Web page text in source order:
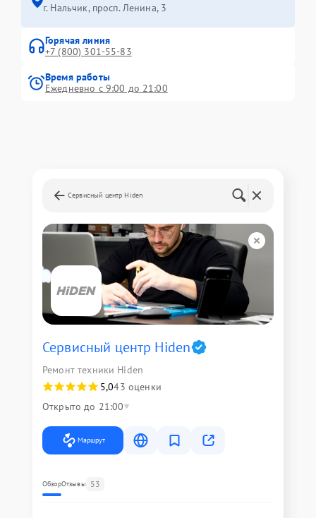
г. Нальчик, просп. Ленина, 3
Горячая линия
+7 (800) 301-55-83
Время работы
Ежедневно с 9:00 до 21:00
Сервисный центр Hiden
Сервисный центр Hiden
Ремонт техники Hiden
5,043 оценки
Открыто до 21:00
Маршрут
ОбзорОтзывы 53